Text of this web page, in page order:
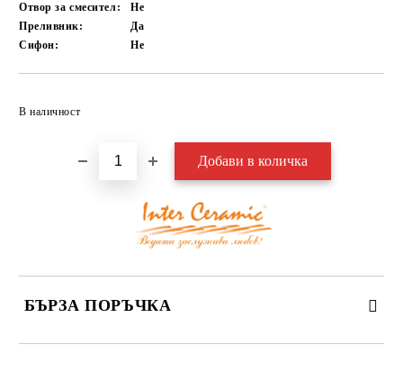
Отвор за смесител:
Не
Преливник:
Да
Сифон:
Не
В наличност
БЪРЗА ПОРЪЧКА